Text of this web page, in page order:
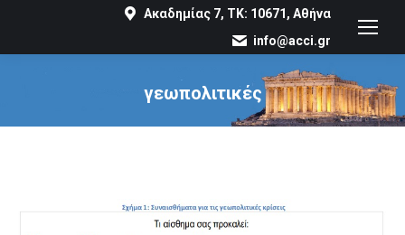
Ακαδημίας 7, ΤΚ: 10671, Αθήνα
info@acci.gr
γεωπολιτικές
You are here: